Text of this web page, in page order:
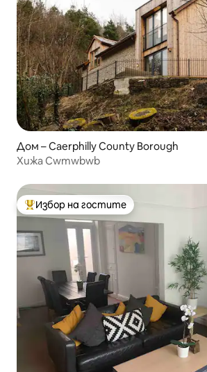
Дом – Caerphilly County Borough
Хижа Cwmwbwb
Най-популярен избор на гостите
Избор на гостите